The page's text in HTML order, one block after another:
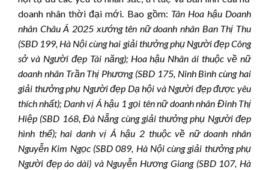
doanh nhân thời đại mới. Bao gồm: Tân Hoa hậu Doanh
nhân Châu Á 2025 xướng tên nữ doanh nhân Ban Thị Thu
(SBD 199, Hà Nội cùng hai giải thưởng phụ Người đẹp Công
sở và Người đẹp Tài năng); Hoa hậu Nhân ái thuộc về nữ
doanh nhân Trần Thị Phương (SBD 175, Ninh Bình cùng hai
giải thưởng phụ Người đẹp Dạ hội và Người đẹp được yêu
thích nhất); Danh vị Á hậu 1 gọi tên nữ doanh nhân Đinh Thị
Hiệp (SBD 168, Đà Nẵng cùng giải thưởng phụ Người đẹp
hình thể); hai danh vị Á hậu 2 thuộc về nữ doanh nhân
Nguyễn Kim Ngọc (SBD 089, Hà Nội cùng giải thưởng phụ
Người đẹp áo dài) và Nguyễn Hương Giang (SBD 107, Hà